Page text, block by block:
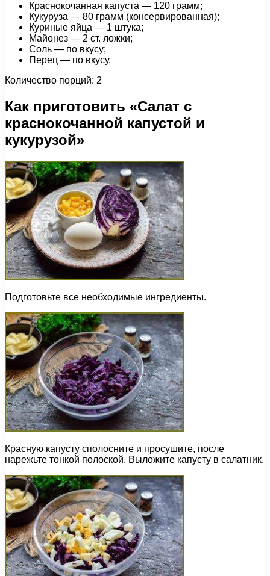
Краснокочанная капуста — 120 грамм;
Кукуруза — 80 грамм (консервированная);
Куриные яйца — 1 штука;
Майонез — 2 ст. ложки;
Соль — по вкусу;
Перец — по вкусу.
Количество порций: 2
Как приготовить «Салат с
краснокочанной капустой и
кукурузой»
Подготовьте все необходимые ингредиенты.
Красную капусту сполосните и просушите, после
нарежьте тонкой полоской. Выложите капусту в салатник.